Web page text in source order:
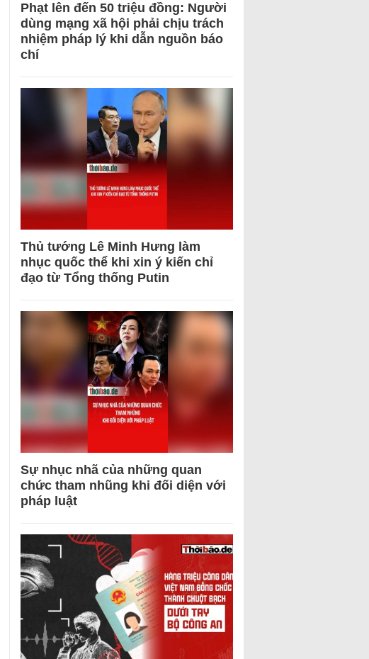
Phạt lên đến 50 triệu đồng: Người
dùng mạng xã hội phải chịu trách
nhiệm pháp lý khi dẫn nguồn báo
chí
Thủ tướng Lê Minh Hưng làm
nhục quốc thể khi xin ý kiến chỉ
đạo từ Tổng thống Putin
Sự nhục nhã của những quan
chức tham nhũng khi đối diện với
pháp luật